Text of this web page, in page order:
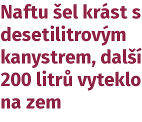
Naftu šel krást s
desetilitrovým
kanystrem,
200 litrů vyteklo
na zem